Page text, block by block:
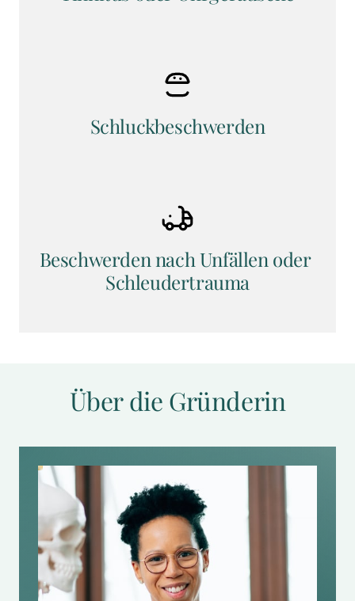
Schluckbeschwerden
Beschwerden nach Unfällen oder
Schleudertrauma
Über die Gründerin